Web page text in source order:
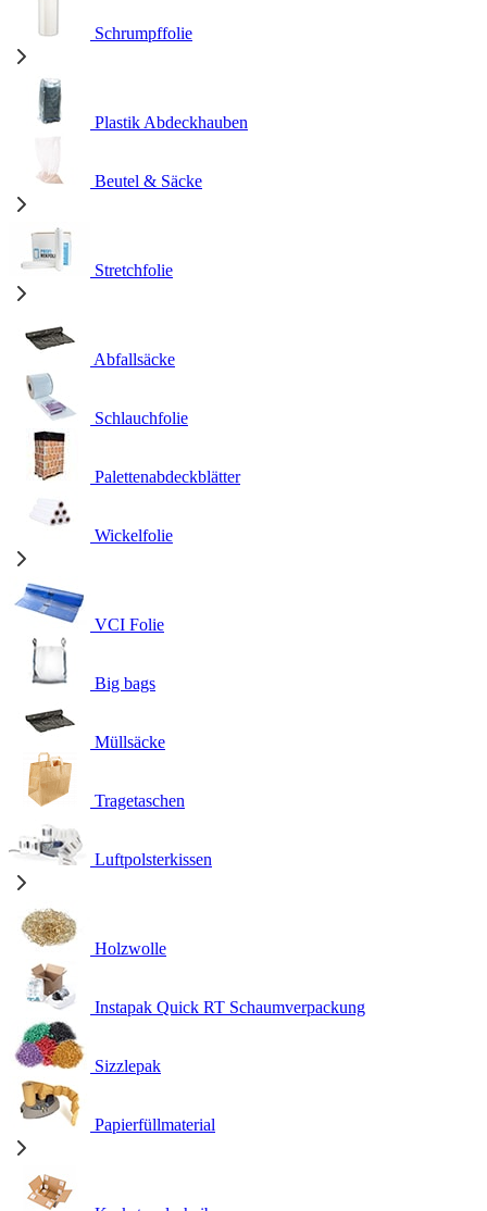
Schrumpffolie
Plastik Abdeckhauben
Beutel & Säcke
Stretchfolie
Abfallsäcke
Schlauchfolie
Palettenabdeckblätter
Wickelfolie
VCI Folie
Big bags
Müllsäcke
Tragetaschen
Luftpolsterkissen
Holzwolle
Instapak Quick RT Schaumverpackung
Sizzlepak
Papierfüllmaterial